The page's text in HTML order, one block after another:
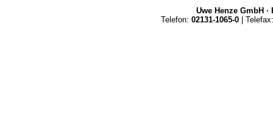
Uwe Henze GmbH ·
Telefon: 02131-1065-0 | Telefax: